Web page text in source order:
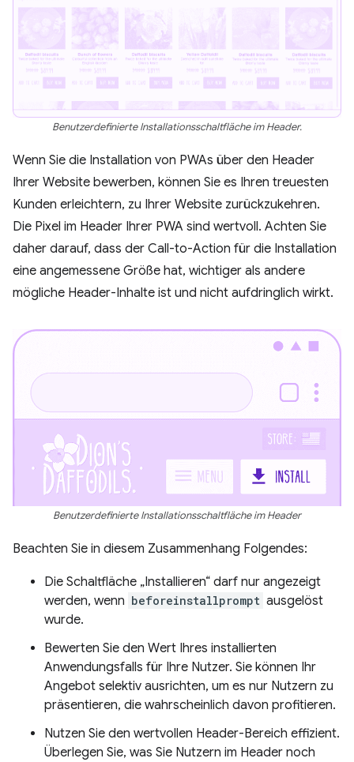
Benutzerdefinierte Installationsschaltfläche im Header.
Wenn Sie die Installation von PWAs über den Header
Ihrer Website bewerben, können Sie es Ihren treuesten
Kunden erleichtern, zu Ihrer Website zurückzukehren.
Die Pixel im Header Ihrer PWA sind wertvoll. Achten Sie
daher darauf, dass der Call-to-Action für die Installation
eine angemessene Größe hat, wichtiger als andere
mögliche Header-Inhalte ist und nicht aufdringlich wirkt.
Benutzerdefinierte Installationsschaltfläche im Header
Beachten Sie in diesem Zusammenhang Folgendes:
Die Schaltfläche „Installieren“ darf nur angezeigt
werden, wenn beforeinstallprompt ausgelöst
wurde.
Bewerten Sie den Wert Ihres installierten
Anwendungsfalls für Ihre Nutzer. Sie können Ihr
Angebot selektiv ausrichten, um es nur Nutzern zu
präsentieren, die wahrscheinlich davon profitieren.
Nutzen Sie den wertvollen Header-Bereich effizient.
Überlegen Sie, was Sie Nutzern im Header noch